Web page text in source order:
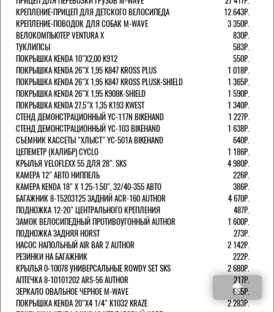
КРЕПЛЕНИЕ-ПРИЦЕП ДЛЯ ДЕТСКОГО ВЕЛОСИПЕДА
12 643Р.
КРЕПЛЕНИЕ-ПОВОДОК ДЛЯ СОБАК M-WAVE
3 350Р.
ВЕЛОКОМПЬЮТЕР VENTURA Х
830Р.
ТУКЛИПСЫ
583Р.
ПОКРЫШКА KENDA 10"Х2,00 K912
550Р.
ПОКРЫШКА KENDA 26"Х 1,95 K847 KROSS PLUS
1 018Р.
ПОКРЫШКА KENDA 26"Х 1,95 K847 KROSS PLUSK-SHIELD
1 365Р.
ПОКРЫШКА KENDA 26"Х 1,95 K908K-SHIELD
1 590Р.
ПОКРЫШКА KENDA 27,5"Х 1,35 K193 KWEST
1 340Р.
СТЕНД ДЕМОНСТРАЦИОННЫЙ YC-117N BIKEHAND
1 227Р.
СТЕНД ДЕМОНСТРАЦИОННЫЙ YC-103 BIKEHAND
1 638Р.
СЪЕМНИК КАССЕТЫ "ХЛЫСТ" YC-501A BIKEHAND
640Р.
ЦЕПЕМЕТР (КАЛИБР) CYCLO
1 186Р.
КРЫЛЬЯ VELOFLEXX 55 ДЛЯ 28". SKS
4 980Р.
КАМЕРА 12" АВТО НИППЕЛЬ
226Р.
КАМЕРА KENDA 18" Х 1.25-1.50", 32/40-355 АВТО
386Р.
БАГАЖНИК 8-15203125 ЗАДНИЙ ACR-160 AUTHOR
4 670Р.
ПОДНОЖКА 12-20" ЦЕНТРАЛЬНОГО КРЕПЛЕНИЯ
487Р.
ЗАМОК ВЕЛОСИПЕДНЫЙ ПРОТИВОУГОННЫЙ AUTHOR
1 600Р.
ПОДНОЖКА ЗАДНЯЯ HORST
273Р.
НАСОС НАПОЛЬНЫЙ AIR BAR 2 AUTHOR
2 142Р.
РЕЗИНКИ НА БАГАЖНИК
222Р.
КРЫЛЬЯ 0-10078 УНИВЕРСАЛЬНЫЕ ROWDY SET SKS
2 680Р.
АПТЕЧКА 8-10101202 ARS-56 AUTHOR
217Р.
ЗЕРКАЛО ОВАЛЬНОЕ ЧЕРНОЕ M-WAVE
655Р.
ПОКРЫШКА KENDA 20"Х4 1/4" K1032 KRAZE
2 283Р.